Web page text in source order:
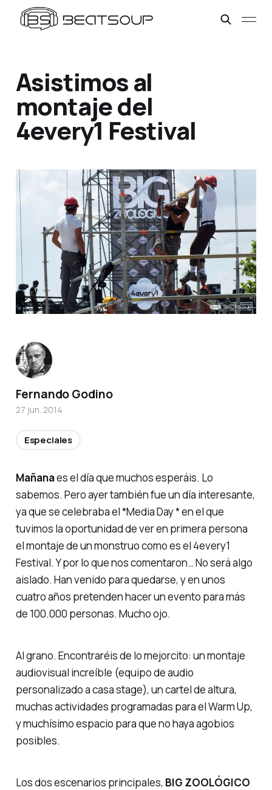
Asistimos al
montaje del
4every1 Festival
Mañanaes el día que muchos esperáis. Lo
sabemos. Pero ayer también fue un día interesante,
ya que se celebraba el *Media Day * en el que
tuvimos la oportunidad de ver en primera persona
el montaje de un monstruo como es el 4every1
Festival. Y por lo que nos comentaron… No será algo
aislado. Han venido para quedarse, y en unos
cuatro años pretenden hacer un evento para más
de 100.000 personas. Mucho ojo.
Al grano. Encontraréis de lo mejorcito: un montaje
audiovisual increíble (equipo de audio
personalizado a casastage), un cartel de altura,
muchas actividades programadas para el Warm Up,
y muchísimo espacio para que no haya agobios
posibles.
Los dos escenarios principales, BIG ZOOLÓGICO
Fernando Godino
27 jun. 2014
Especiales